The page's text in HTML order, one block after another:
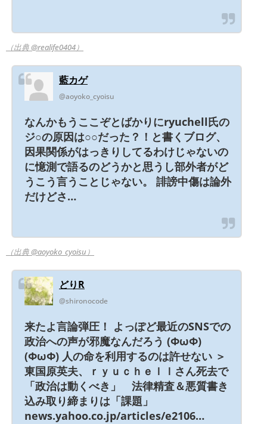
（出典 @realife0404）
藍カゲ
@aoyoko_cyoisu
なんかもうここぞとばかりにryuchell氏の
ジ○の原因は○○だった？！と書くブログ、
因果関係がはっきりしてるわけじゃないの
に憶測で語るのどうかと思うし部外者がど
うこう言うことじゃない。 誹謗中傷は論外
だけどさ…
（出典 @aoyoko_cyoisu）
どりR
@shironocode
来たよ言論弾圧！ よっぽど最近のSNSでの
政治への声が邪魔なんだろう (ΦωΦ)
(ΦωΦ) 人の命を利用するのは許せない ＞
東国原英夫、ｒｙｕｃｈｅｌｌさん死去で
「政治は動くべき」 法律精査＆悪質書き
込み取り締まりは「課題」
news.yahoo.co.jp/articles/e2106…